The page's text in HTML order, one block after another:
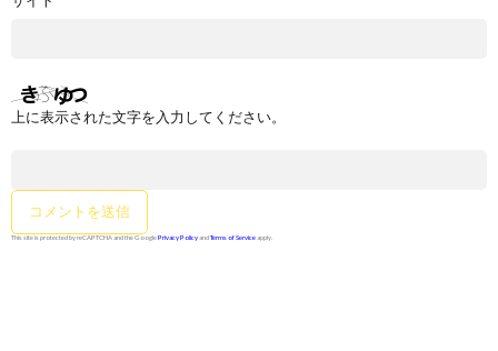
上に表示された文字を入力してください。
This site is protected by reCAPTCHA and the GooglePrivacy Policy andTerms of Service apply.